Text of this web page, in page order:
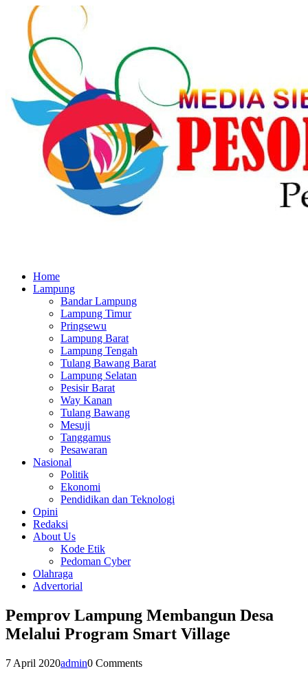
Home
Lampung
Bandar Lampung
Lampung Timur
Pringsewu
Lampung Barat
Lampung Tengah
Tulang Bawang Barat
Lampung Selatan
Pesisir Barat
Way Kanan
Tulang Bawang
Mesuji
Tanggamus
Pesawaran
Nasional
Politik
Ekonomi
Pendidikan dan Teknologi
Opini
Redaksi
About Us
Kode Etik
Pedoman Cyber
Olahraga
Advertorial
Pemprov Lampung Membangun Desa
Melalui Program Smart Village
7 April 2020admin0 Comments